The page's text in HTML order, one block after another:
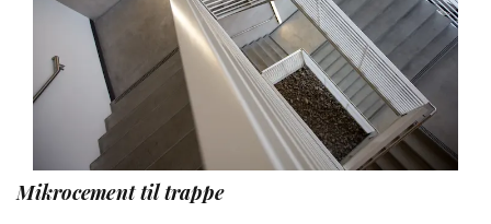
Mikrocement til trappe